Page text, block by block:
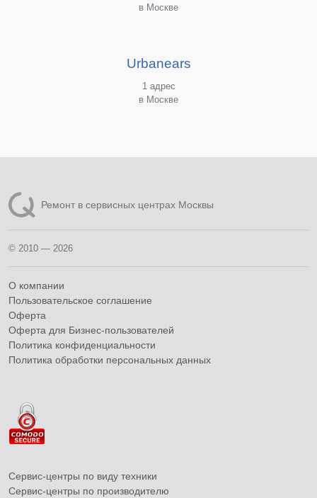
в Москве
Urbanears
1 адрес
в Москве
Ремонт в сервисных центрах Москвы
© 2010 — 2026
О компании
Пользовательское соглашение
Оферта
Оферта для Бизнес-пользователей
Политика конфиденциальности
Политика обработки персональных данных
Сервис-центры по виду техники
Сервис-центры по производителю